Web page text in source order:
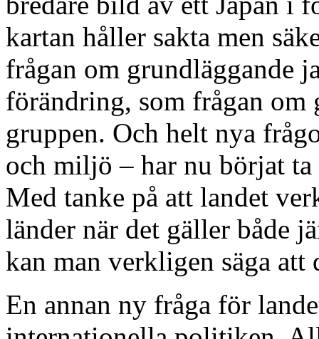
kartan håller sakta men
frågan om grundläggande
förändring, som frågan
gruppen. Och helt nya
och miljö – har nu börjat ta
Med tanke på att landet
länder när det gäller både
kan man verkligen säga att
En annan ny fråga för